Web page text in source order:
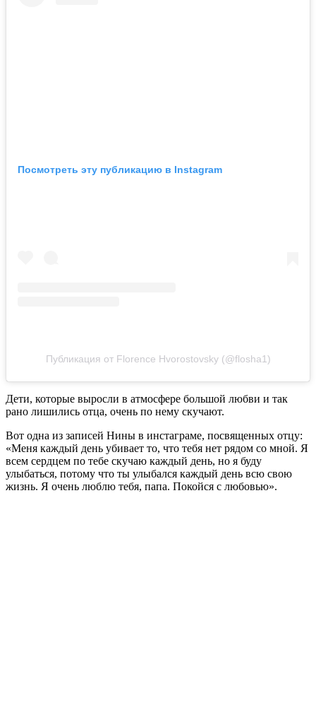
Посмотреть эту публикацию в Instagram
Публикация от Florence Hvorostovsky (@flosha1)
Дети, которые выросли в атмосфере большой любви и так
рано лишились отца, очень по нему скучают.
Вот одна из записей Нины в инстаграме, посвященных отцу:
«Меня каждый день убивает то, что тебя нет рядом со мной. Я
всем сердцем по тебе скучаю каждый день, но я буду
улыбаться, потому что ты улыбался каждый день всю свою
жизнь. Я очень люблю тебя, папа. Покойся с любовью».